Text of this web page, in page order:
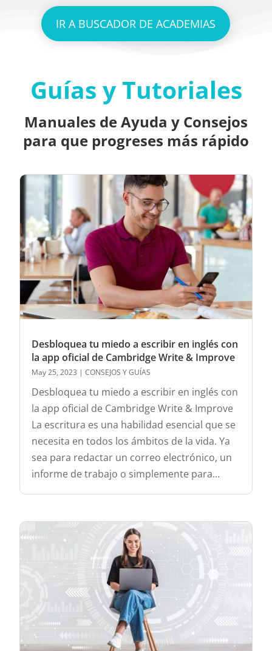
IR A BUSCADOR DE ACADEMIAS
Guías y Tutoriales
Manuales de Ayuda y Consejos
para que progreses más rápido
Desbloquea tu miedo a escribir en inglés con
la app oficial de Cambridge Write & Improve
May 25, 2023 |CONSEJOS Y GUÍAS
Desbloquea tu miedo a escribir en inglés con
la app oficial de Cambridge Write & Improve
La escritura es una habilidad esencial que se
necesita en todos los ámbitos de la vida. Ya
sea para redactar un correo electrónico, un
informe de trabajo o simplemente para...